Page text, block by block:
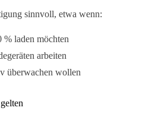
sinnvoll, etwa wenn:
% laden möchten
arbeiten
überwachen wollen